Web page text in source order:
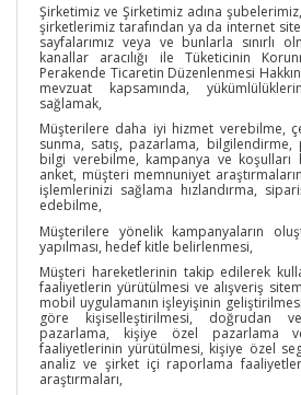
Şirketimiz ve Şirketimiz adına
şirketlerimiz tarafından ya da internet
sayfalarımız veya ve bunlarla sınırlı
kanallar aracılığı ile Tüketicinin
Perakende Ticaretin Düzenlenmesi
mevzuat kapsamında,
sağlamak,
Müşterilere daha iyi hizmet verebilme,
sunma, satış, pazarlama, bilgilendirme,
bilgi verebilme, kampanya ve koşulları
anket, müşteri memnuniyet
işlemlerinizi sağlama hızlandırma,
edebilme,
Müşterilere yönelik kampanyaların
yapılması, hedef kitle belirlenmesi,
Müşteri hareketlerinin takip edilerek
faaliyetlerin yürütülmesi ve alışveriş
mobil uygulamanın işleyişinin
göre kişiselleştirilmesi, doğrudan
pazarlama, kişiye özel pazarlama
faaliyetlerinin yürütülmesi, kişiye özel
analiz ve şirket içi raporlama
araştırmaları,